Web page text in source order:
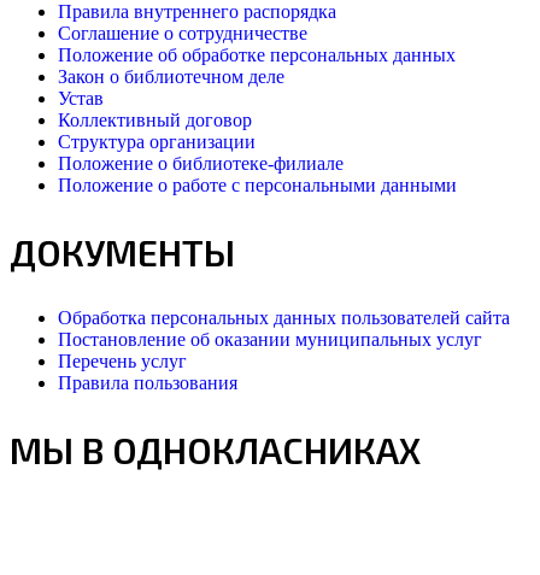
Правила внутреннего распорядка
Соглашение о сотрудничестве
Положение об обработке персональных данных
Закон о библиотечном деле
Устав
Коллективный договор
Структура организации
Положение о библиотеке-филиале
Положение о работе с персональными данными
ДОКУМЕНТЫ
Обработка персональных данных пользователей сайта
Постановление об оказании муниципальных услуг
Перечень услуг
Правила пользования
МЫ В ОДНОКЛАСНИКАХ